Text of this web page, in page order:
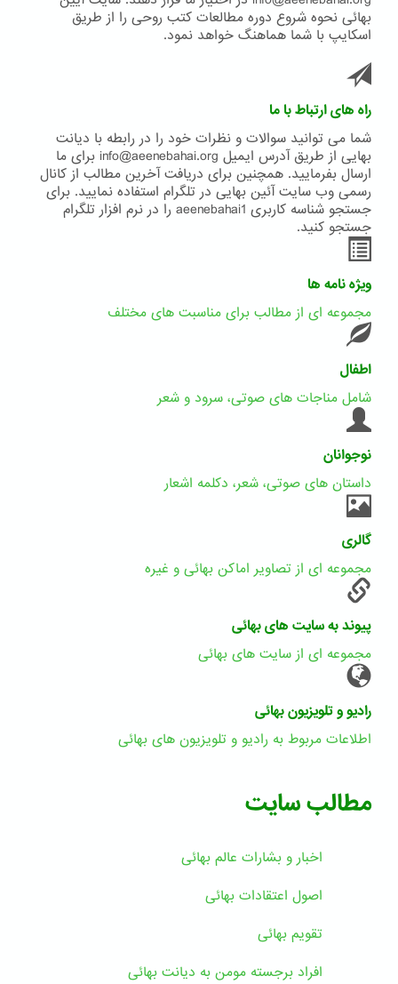
بهائی نحوه شروع دوره مطالعات کتب روحی را از طریق
اسکایپ با شما هماهنگ خواهد نمود.
راه های ارتباط با ما
شما می توانید سوالات و نظرات خود را در رابطه با دیانت
بهایی از طریق آدرس ایمیل info@aeenebahai.org برای ما
ارسال بفرمایید. همچنین برای دریافت آخرین مطالب از کانال
رسمی وب سایت آئین بهایی در تلگرام استفاده نمایید. برای
جستجو شناسه کاربری aeenebahai1 را در نرم افزار تلگرام
جستجو کنید.
ویژه نامه ها
مجموعه ای از مطالب برای مناسبت های مختلف
اطفال
شامل مناجات های صوتی، سرود و شعر
نوجوانان
داستان های صوتی، شعر، دکلمه اشعار
گالری
مجموعه ای از تصاویر اماکن بهائی و غیره
پیوند به سایت های بهائی
مجموعه ای از سایت های بهائی
رادیو و تلویزیون بهائی
اطلاعات مربوط به رادیو و تلویزیون های بهائی
مطالب سایت
اخبار و بشارات عالم بهائى
اصول اعتقادات بهائی
تقویم بهائی
افراد برجسته مومن به دیانت بهائی